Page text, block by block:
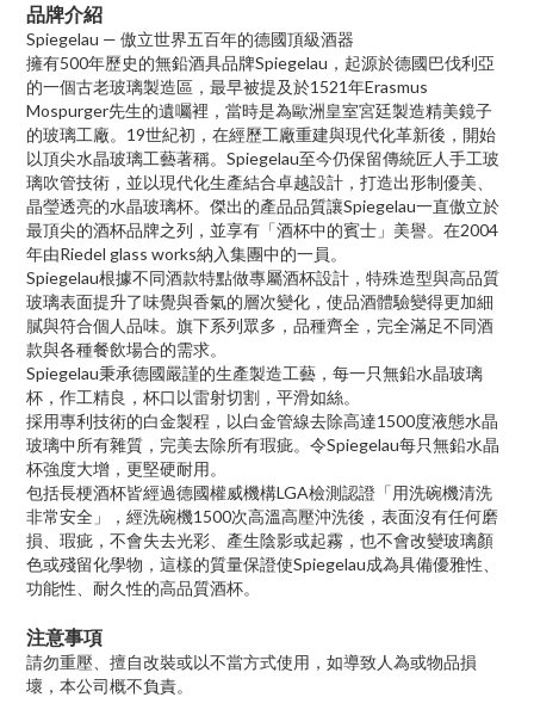
品牌介紹
Spiegelau — 傲立世界五百年的德國頂級酒器
擁有500年歷史的無鉛酒具品牌Spiegelau，起源於德國巴伐利亞
的一個古老玻璃製造區，最早被提及於1521年Erasmus
Mospurger先生的遺囑裡，當時是為歐洲皇室宮廷製造精美鏡子
的玻璃工廠。19世紀初，在經歷工廠重建與現代化革新後，開始
以頂尖水晶玻璃工藝著稱。Spiegelau至今仍保留傳統匠人手工玻
璃吹管技術，並以現代化生產結合卓越設計，打造出形制優美、
晶瑩透亮的水晶玻璃杯。傑出的產品品質讓Spiegelau一直傲立於
最頂尖的酒杯品牌之列，並享有「酒杯中的賓士」美譽。在2004
年由Riedel glass works納入集團中的一員。
Spiegelau根據不同酒款特點做專屬酒杯設計，特殊造型與高品質
玻璃表面提升了味覺與香氣的層次變化，使品酒體驗變得更加細
膩與符合個人品味。旗下系列眾多，品種齊全，完全滿足不同酒
款與各種餐飲場合的需求。
Spiegelau秉承德國嚴謹的生產製造工藝，每一只無鉛水晶玻璃
杯，作工精良，杯口以雷射切割，平滑如絲。
採用專利技術的白金製程，以白金管線去除高達1500度液態水晶
玻璃中所有雜質，完美去除所有瑕疵。令Spiegelau每只無鉛水晶
杯強度大增，更堅硬耐用。
包括長梗酒杯皆經過德國權威機構LGA檢測認證「用洗碗機清洗
非常安全」，經洗碗機1500次高溫高壓沖洗後，表面沒有任何磨
損、瑕疵，不會失去光彩、產生陰影或起霧，也不會改變玻璃顏
色或殘留化學物，這樣的質量保證使Spiegelau成為具備優雅性、
功能性、耐久性的高品質酒杯。
注意事項
請勿重壓、擅自改裝或以不當方式使用，如導致人為或物品損
壞，本公司概不負責。